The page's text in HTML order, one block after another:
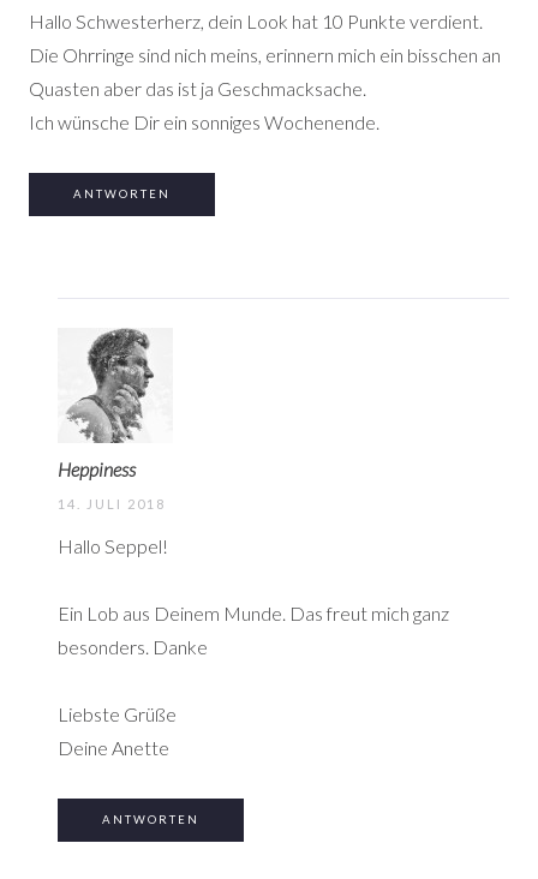
Hallo Schwesterherz, dein Look hat 10 Punkte verdient.
Die Ohrringe sind nich meins, erinnern mich ein bisschen an
Quasten aber das ist ja Geschmacksache.
Ich wünsche Dir ein sonniges Wochenende.
ANTWORTEN
Heppiness
14. JULI 2018
Hallo Seppel!
Ein Lob aus Deinem Munde. Das freut mich ganz
besonders. Danke
Liebste Grüße
Deine Anette
ANTWORTEN